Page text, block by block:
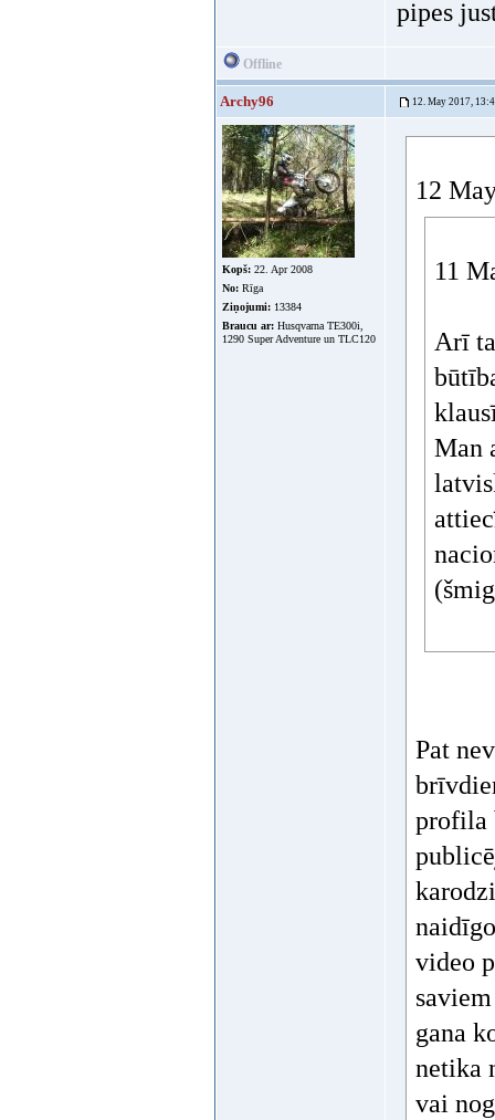
pipes
Offline
Archy96 12. May 2017,
Kopš: 22. Apr 2008
No: Rīga
Ziņojumi: 13384
Braucu ar: Husqvarna TE300i,
1290 Super Adventure un TLC120
12
11
Arī
Man
Pat
profila
video
gana
netika
vai